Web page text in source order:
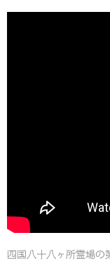
四国八十八ヶ所霊場